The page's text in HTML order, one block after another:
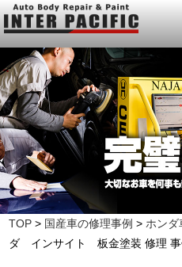
TOP > 国産車の修理事例 > ホンダ
ダ インサイト 板金塗装 修理 事